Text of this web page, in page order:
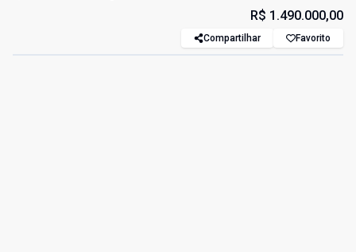
R$ 1.490.000,00
Compartilhar Favorito